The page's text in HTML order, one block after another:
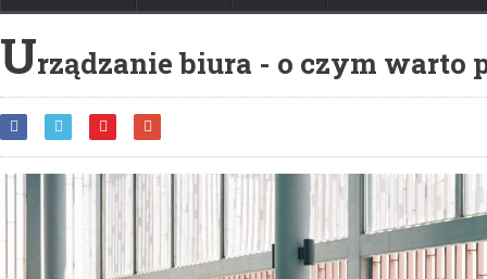
Urządzanie biura - o czym warto